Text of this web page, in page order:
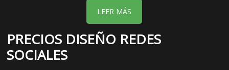
LEER MÁS
PRECIOS DISEÑO REDES
SOCIALES